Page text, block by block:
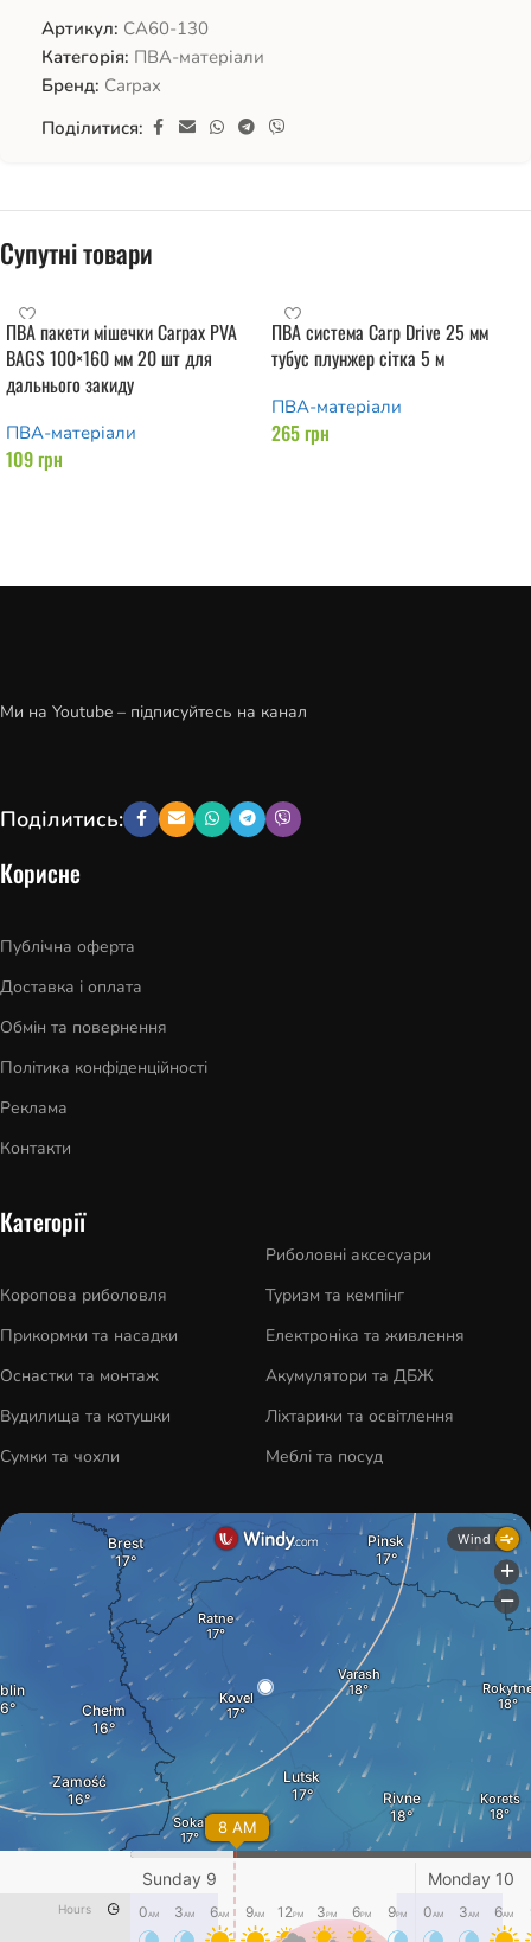
Артикул: СА60-130
Категорія: ПВА-матеріали
Бренд: Carpax
Поділитися:
Супутні товари
ПВА пакети мішечки Carpax PVA
BAGS 100×160 мм 20 шт для
дальнього закиду
ПВА-матеріали
109грн
ПВА система Carp Drive 25 мм
тубус плунжер сітка 5 м
ПВА-матеріали
265грн
Ми на Youtube – підписуйтесь на канал
Поділитись:
Корисне
Публічна оферта
Доставка і оплата
Обмін та повернення
Політика конфіденційності
Реклама
Контакти
Категорії
Коропова риболовля
Прикормки та насадки
Оснастки та монтаж
Вудилища та котушки
Сумки та чохли
Риболовні аксесуари
Туризм та кемпінг
Електроніка та живлення
Акумулятори та ДБЖ
Ліхтарики та освітлення
Меблі та посуд